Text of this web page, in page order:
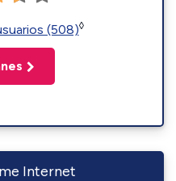
(508)◊
Internet